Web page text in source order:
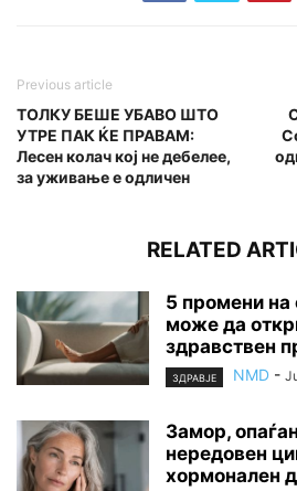
Previous article
ТОЛКУ БЕШЕ УБАВО ШТО
УТРЕ ПАК ЌЕ ПРАВАМ:
Лесен колач кој не дебелее,
за уживање е одличен
RELATED
5 промени на
може да
здравствен
ЗДРАВЈЕ NMD -
Замор,
нередовен
хормонален